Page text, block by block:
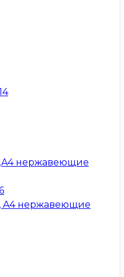
нержавеющие
A4 нержавеющие